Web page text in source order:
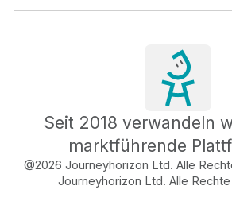
Seit 2018 verwandeln
marktführende
@2026 Journeyhorizon Ltd. Alle
Journeyhorizon Ltd. Alle